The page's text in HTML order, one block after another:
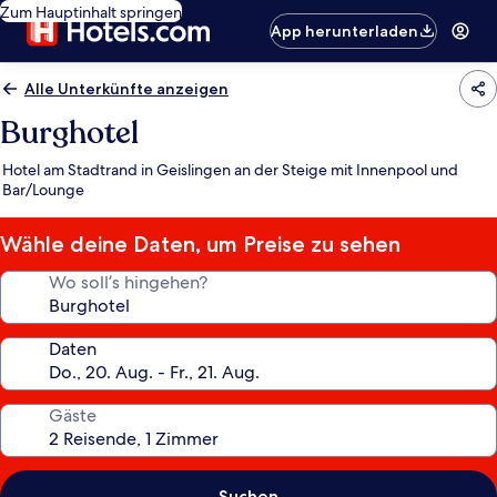
Zum Hauptinhalt springen
App herunterladen
Alle Unterkünfte anzeigen
Burghotel
Hotel am Stadtrand in Geislingen an der Steige mit Innenpool und
Bar/Lounge
Wähle deine Daten, um Preise zu sehen
Wo soll’s hingehen?
Daten
Gäste